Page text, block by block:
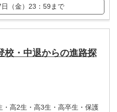
日（金）23：59まで
・中退からの進路探
高2生・高3生・高卒生・保護